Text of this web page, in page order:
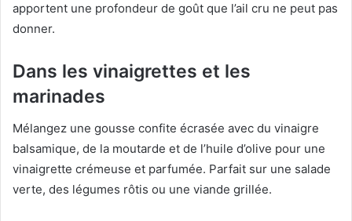
apportent une profondeur de goût que l’ail cru ne peut pas
donner.
Dans les vinaigrettes et les
marinades
Mélangez une gousse confite écrasée avec du vinaigre
balsamique, de la moutarde et de l’huile d’olive pour une
vinaigrette crémeuse et parfumée. Parfait sur une salade
verte, des légumes rôtis ou une viande grillée.